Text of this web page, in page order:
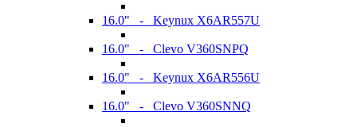
16.0" - Keynux X6AR557U
16.0" - Clevo V360SNPQ
16.0" - Keynux X6AR556U
16.0" - Clevo V360SNNQ